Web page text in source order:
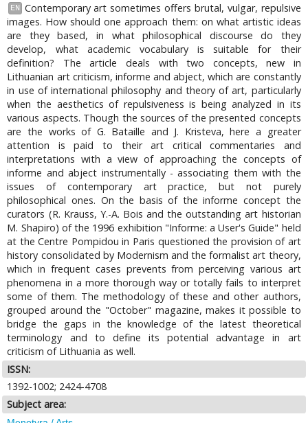
EN
Contemporary art sometimes offers brutal, vulgar, repulsive
images. How should one approach them: on what artistic ideas
are they based, in what philosophical discourse do they
develop, what academic vocabulary is suitable for their
definition? The article deals with two concepts, new in
Lithuanian art criticism, informe and abject, which are constantly
in use of international philosophy and theory of art, particularly
when the aesthetics of repulsiveness is being analyzed in its
various aspects. Though the sources of the presented concepts
are the works of G. Bataille and J. Kristeva, here a greater
attention is paid to their art critical commentaries and
interpretations with a view of approaching the concepts of
informe and abject instrumentally - associating them with the
issues of contemporary art practice, but not purely
philosophical ones. On the basis of the informe concept the
curators (R. Krauss, Y.-A. Bois and the outstanding art historian
M. Shapiro) of the 1996 exhibition "Informe: a User's Guide" held
at the Centre Pompidou in Paris questioned the provision of art
history consolidated by Modernism and the formalist art theory,
which in frequent cases prevents from perceiving various art
phenomena in a more thorough way or totally fails to interpret
some of them. The methodology of these and other authors,
grouped around the "October" magazine, makes it possible to
bridge the gaps in the knowledge of the latest theoretical
terminology and to define its potential advantage in art
criticism of Lithuania as well.
ISSN:
1392-1002; 2424-4708
Subject area: